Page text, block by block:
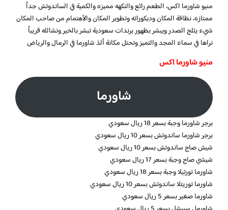
منيو شاورما اكس، الطعم رائع والنكهه مميزه والكمية في الساندوتش جداً
ممتازه، نظافة المكان وديكوراته وتطوير المكان والأهتمام من صاحب المكان
شيء يثلج الصدر ويبشر بظهور برندات سعودية تبشر بالخير ونشالله قريباً
نراها في سماء المجد والتميز وتحتل مكانة ألذ شاورما في الرمال والرياض
منيو شاورما اكس
شاورما
برجر شاورما وجبة بسعر 18 ريال سعودي
برجر شاورما ساندوتش بسعر 10 ريال سعودي
شيش صاج ساندوتش بسعر 10 ريال سعودي
شيشي صاج وجبة بسعر 17 ريال سعودي
شاورما تورتيلا وجبة بسعر 18 ريال سعودي
شاورما توريتلا ساندوتش بسعر 10 ريال سعودي
شاورما صغير بسعر 5 ريال سعودي